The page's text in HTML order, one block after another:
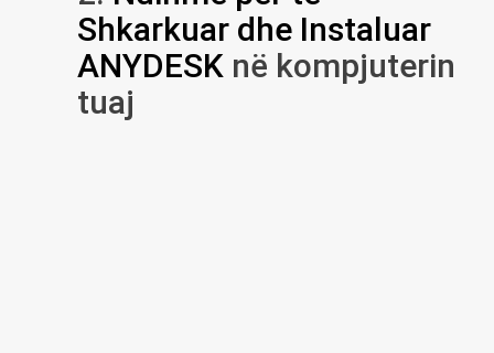
Shkarkuar dhe Instaluar
ANYDESK në kompjuterin
tuaj